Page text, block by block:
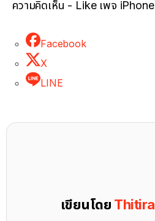
ความคิดเห็น - Like เพจ
Facebook
X
LINE
เขียนโดย